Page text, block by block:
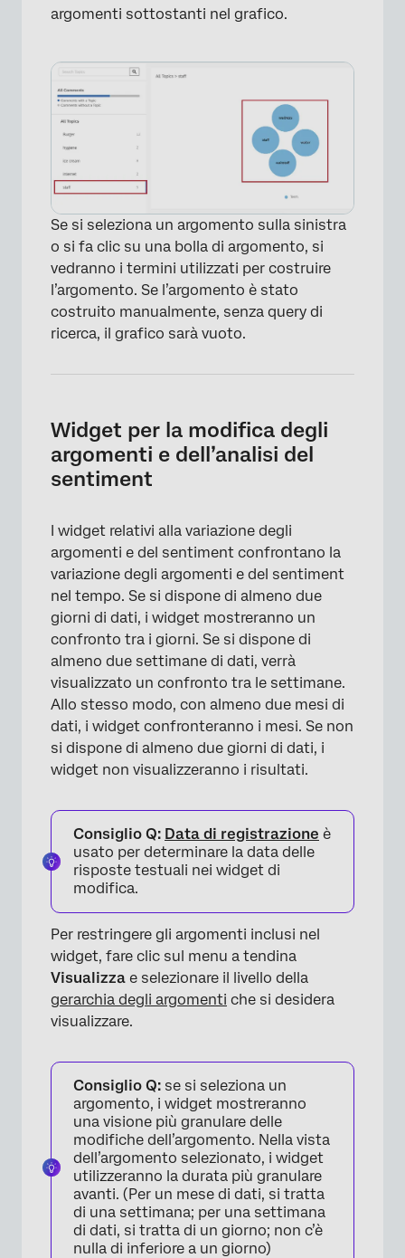
argomenti sottostanti nel grafico.
×
Se si seleziona un argomento sulla sinistra
o si fa clic su una bolla di argomento, si
vedranno i termini utilizzati per costruire
l’argomento. Se l’argomento è stato
costruito manualmente, senza query di
ricerca, il grafico sarà vuoto.
Widget per la modifica degli
argomenti e dell’analisi del
sentiment
I widget relativi alla variazione degli
argomenti e del sentiment confrontano la
variazione degli argomenti e del sentiment
nel tempo. Se si dispone di almeno due
giorni di dati, i widget mostreranno un
confronto tra i giorni. Se si dispone di
almeno due settimane di dati, verrà
visualizzato un confronto tra le settimane.
Allo stesso modo, con almeno due mesi di
dati, i widget confronteranno i mesi. Se non
si dispone di almeno due giorni di dati, i
widget non visualizzeranno i risultati.
Consiglio Q: Data di registrazione è
usato per determinare la data delle
risposte testuali nei widget di
modifica.
Per restringere gli argomenti inclusi nel
widget, fare clic sul menu a tendina
Visualizza e selezionare il livello della
gerarchia degli argomenti che si desidera
visualizzare.
Consiglio Q: se si seleziona un
argomento, i widget mostreranno
una visione più granulare delle
modifiche dell’argomento. Nella vista
dell’argomento selezionato, i widget
utilizzeranno la durata più granulare
avanti. (Per un mese di dati, si tratta
di una settimana; per una settimana
di dati, si tratta di un giorno; non c’è
nulla di inferiore a un giorno)